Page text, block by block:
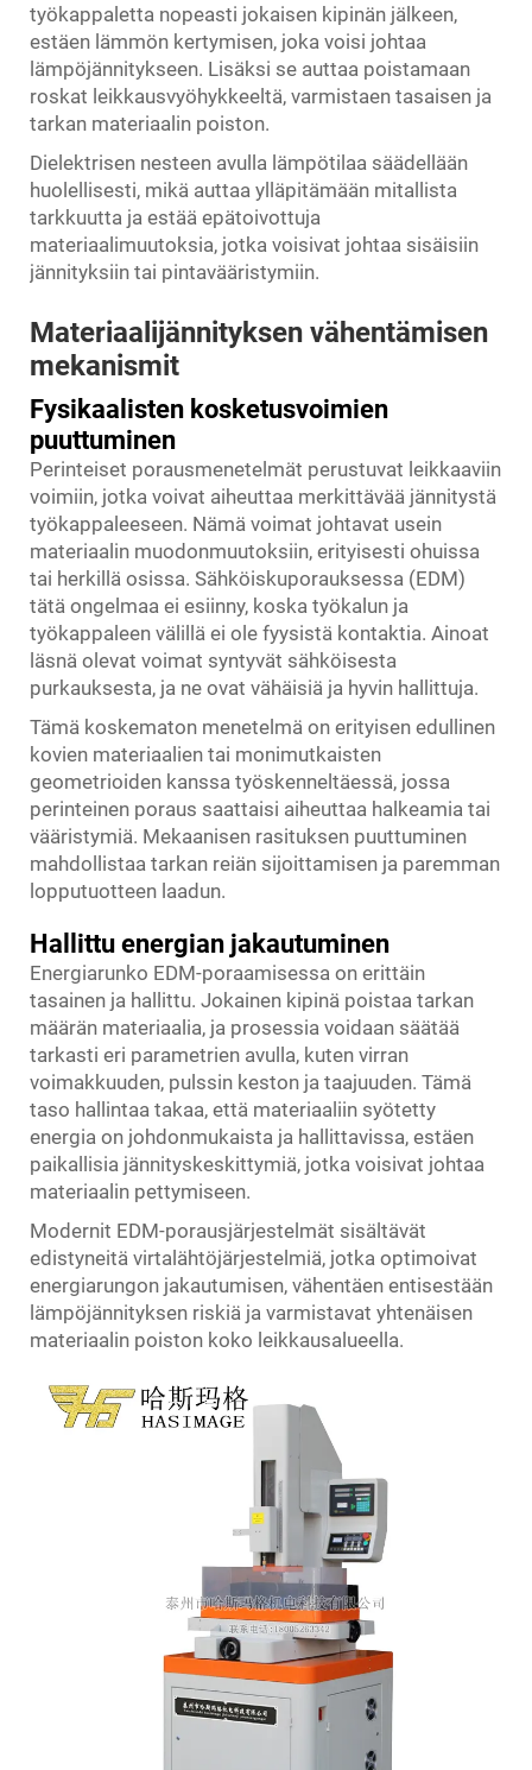
työkappaletta nopeasti jokaisen kipinän jälkeen,
estäen lämmön kertymisen, joka voisi johtaa
lämpöjännitykseen. Lisäksi se auttaa poistamaan
roskat leikkausvyöhykkeeltä, varmistaen tasaisen ja
tarkan materiaalin poiston.
Dielektrisen nesteen avulla lämpötilaa säädellään
huolellisesti, mikä auttaa ylläpitämään mitallista
tarkkuutta ja estää epätoivottuja
materiaalimuutoksia, jotka voisivat johtaa sisäisiin
jännityksiin tai pintavääristymiin.
Materiaalijännityksen vähentämisen
mekanismit
Fysikaalisten kosketusvoimien
puuttuminen
Perinteiset porausmenetelmät perustuvat leikkaaviin
voimiin, jotka voivat aiheuttaa merkittävää jännitystä
työkappaleeseen. Nämä voimat johtavat usein
materiaalin muodonmuutoksiin, erityisesti ohuissa
tai herkillä osissa. Sähköiskuporauksessa (EDM)
tätä ongelmaa ei esiinny, koska työkalun ja
työkappaleen välillä ei ole fyysistä kontaktia. Ainoat
läsnä olevat voimat syntyvät sähköisesta
purkauksesta, ja ne ovat vähäisiä ja hyvin hallittuja.
Tämä koskematon menetelmä on erityisen edullinen
kovien materiaalien tai monimutkaisten
geometrioiden kanssa työskenneltäessä, jossa
perinteinen poraus saattaisi aiheuttaa halkeamia tai
vääristymiä. Mekaanisen rasituksen puuttuminen
mahdollistaa tarkan reiän sijoittamisen ja paremman
lopputuotteen laadun.
Hallittu energian jakautuminen
Energiarunko EDM-poraamisessa on erittäin
tasainen ja hallittu. Jokainen kipinä poistaa tarkan
määrän materiaalia, ja prosessia voidaan säätää
tarkasti eri parametrien avulla, kuten virran
voimakkuuden, pulssin keston ja taajuuden. Tämä
taso hallintaa takaa, että materiaaliin syötetty
energia on johdonmukaista ja hallittavissa, estäen
paikallisia jännityskeskittymiä, jotka voisivat johtaa
materiaalin pettymiseen.
Modernit EDM-porausjärjestelmät sisältävät
edistyneitä virtalähtöjärjestelmiä, jotka optimoivat
energiarungon jakautumisen, vähentäen entisestään
lämpöjännityksen riskiä ja varmistavat yhtenäisen
materiaalin poiston koko leikkausalueella.